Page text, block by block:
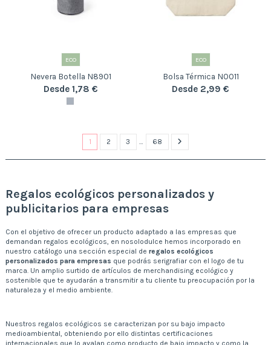
ECO
Nevera Botella N8901
Desde 1,78 €
ECO
Bolsa Térmica N0011
Desde 2,99 €
1 2 3 … 68
Regalos ecológicos personalizados y
publicitarios para empresas
Con el objetivo de ofrecer un producto adaptado a las empresas que
demandan regalos ecológicos, en nosolodulce hemos incorporado en
nuestro catálogo una sección especial de regalos ecológicos
personalizados para empresas que podrás serigrafiar con el logo de tu
marca. Un amplio surtido de artículos de merchandising ecológico y
sostenible que te ayudarán a transmitir a tu cliente tu preocupación por la
naturaleza y el medio ambiente.
Nuestros regalos ecológicos se caracterizan por su bajo impacto
medioambiental, obteniendo por ello distintas certificaciones
internacionales que lo avalan como producto de bajo impacto y como la